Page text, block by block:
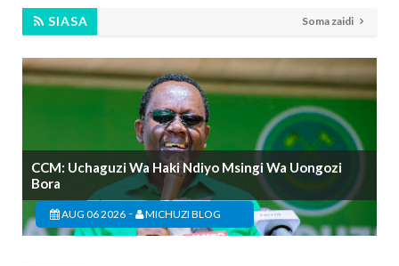
SIASA Soma zaidi
CCM: Uchaguzi Wa Haki Ndiyo Msingi Wa Uongozi
Bora
AUG 06 2026 - MICHUZI BLOG